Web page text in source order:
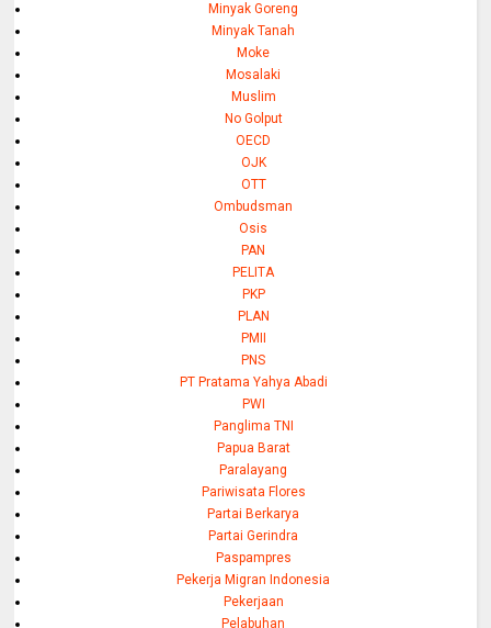
Minyak Goreng
Minyak Tanah
Moke
Mosalaki
Muslim
No Golput
OECD
OJK
OTT
Ombudsman
Osis
PAN
PELITA
PKP
PLAN
PMII
PNS
PT Pratama Yahya Abadi
PWI
Panglima TNI
Papua Barat
Paralayang
Pariwisata Flores
Partai Berkarya
Partai Gerindra
Paspampres
Pekerja Migran Indonesia
Pekerjaan
Pelabuhan